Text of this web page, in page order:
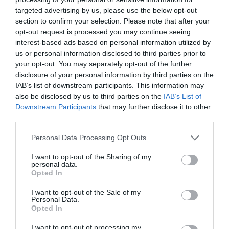
targeted advertising by us, please use the below opt-out
section to confirm your selection. Please note that after your
opt-out request is processed you may continue seeing
interest-based ads based on personal information utilized by
us or personal information disclosed to third parties prior to
your opt-out. You may separately opt-out of the further
disclosure of your personal information by third parties on the
IAB’s list of downstream participants. This information may
also be disclosed by us to third parties on the IAB’s List of
Downstream Participants that may further disclose it to other
Personal Data Processing Opt Outs
I want to opt-out of the Sharing of my
personal data.
Opted In
I want to opt-out of the Sale of my
Personal Data.
Opted In
I want to opt-out of processing my